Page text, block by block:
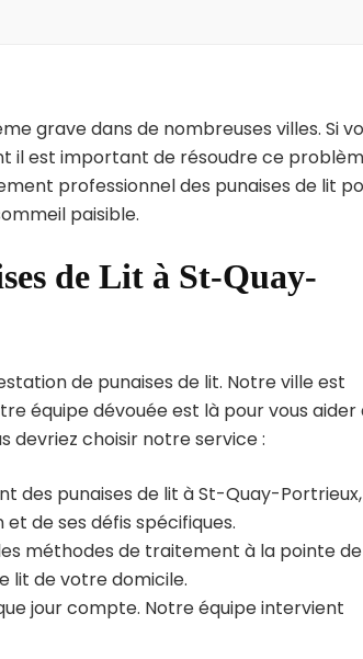
grave dans de nombreuses villes. Si
il est important de résoudre ce
professionnel des punaises de lit
paisible.
de Lit à St-Quay-
de punaises de lit. Notre ville est
équipe dévouée est là pour vous aider
devriez choisir notre service :
des punaises de lit à St-Quay-Portrieux,
de ses défis spécifiques.
méthodes de traitement à la pointe
lit de votre domicile.
jour compte. Notre équipe intervient